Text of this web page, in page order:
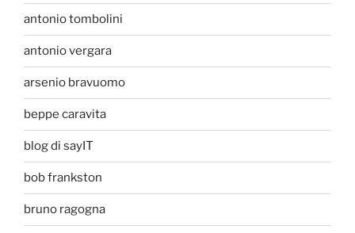
antonio tombolini
antonio vergara
arsenio bravuomo
beppe caravita
blog di sayIT
bob frankston
bruno ragogna